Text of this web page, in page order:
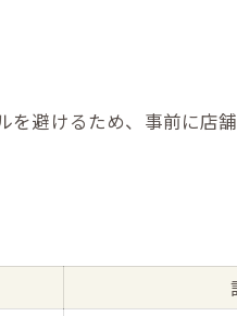
避けるため、事前に店